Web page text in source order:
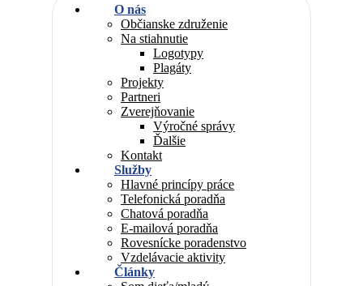
O nás
Občianske združenie
Na stiahnutie
Logotypy
Plagáty
Projekty
Partneri
Zverejňovanie
Výročné správy
Ďalšie
Kontakt
Služby
Hlavné princípy práce
Telefonická poradňa
Chatová poradňa
E-mailová poradňa
Rovesnícke poradenstvo
Vzdelávacie aktivity
Články